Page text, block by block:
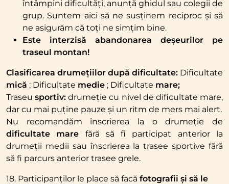
întâmpini dificultăți, anunță ghidul sau colegii de
grup. Suntem aici să ne susținem reciproc și să
ne asigurăm că toți ne simțim bine.
Este interzisă abandonarea deșeurilor pe
traseul montan!
Clasificarea drumețiilor după dificultate: Dificultate
mică ; Dificultate medie ; Dificultate mare;
Traseusportiv:drumeție cu nivel de dificultate mare,
dar cu mai puține pauze și un ritm de mers mai alert.
Nu recomandăm înscrierea la o drumeție de
dificultate mare fără să fi participat anterior la
drumeții medii sau înscrierea la trasee sportive fără
să fi parcurs anterior trasee grele.
18. Participanților le place să facă fotografii și să le